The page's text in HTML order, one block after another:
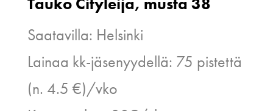
Saatavilla: Helsinki
Lainaa kk-jäsenyydellä: 75 pistettä
(n. 4.5 €)/vko